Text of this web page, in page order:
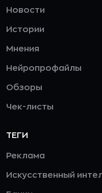
Новости
Истории
Мнения
Нейропрофайлы
Обзоры
Чек-листы
ТЕГИ
Реклама
Искусственный